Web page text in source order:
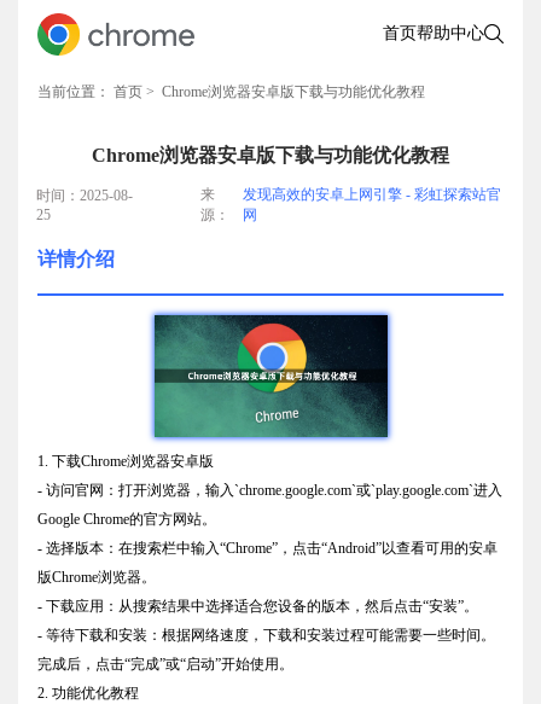
首页帮助中心
当前位置： 首页 > Chrome浏览器安卓版下载与功能优化教程
Chrome浏览器安卓版下载与功能优化教程
时间：2025-08-
25
来
源：
发现高效的安卓上网引擎 - 彩虹探索站官
网
详情介绍
1. 下载Chrome浏览器安卓版
- 访问官网：打开浏览器，输入`chrome.google.com`或`play.google.com`进入
Google Chrome的官方网站。
- 选择版本：在搜索栏中输入“Chrome”，点击“Android”以查看可用的安卓
版Chrome浏览器。
- 下载应用：从搜索结果中选择适合您设备的版本，然后点击“安装”。
- 等待下载和安装：根据网络速度，下载和安装过程可能需要一些时间。
完成后，点击“完成”或“启动”开始使用。
2. 功能优化教程